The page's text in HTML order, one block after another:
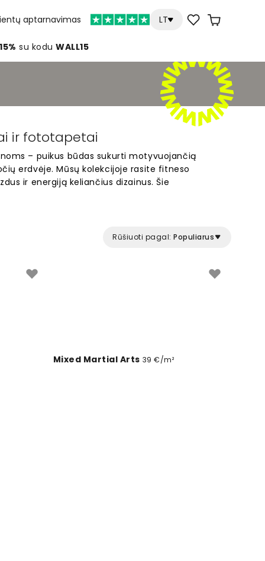
aptarnavimas LT
su koduWALL15
ir fototapetai
– puikus būdas sukurti motyvuojančią
erdvėje. Mūsų kolekcijoje rasite fitneso
ir energiją keliančius dizainus. Šie
aktyvų gyvenimo būdą. Paprasta užsisakyti
erdvę su unikaliais sporto salės fototapetais.
Rūšiuoti pagal: Populiarus
Mixed Martial Arts 39 €/m²